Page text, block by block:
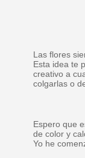
Las flores
Esta idea te
creativo a
colgarlas o
Espero que
de color y
Yo he